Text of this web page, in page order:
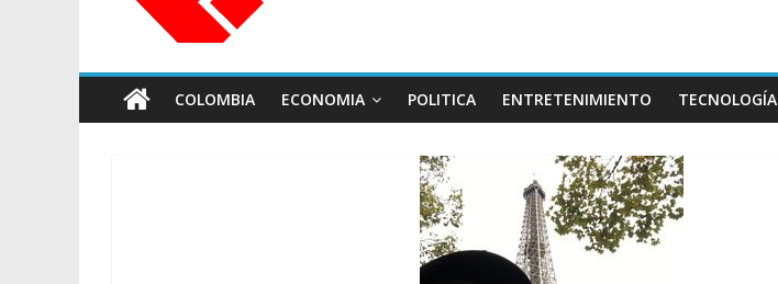
COLOMBIA ECONOMIA POLITICA ENTRETENIMIENTO TECNOLOGÍA